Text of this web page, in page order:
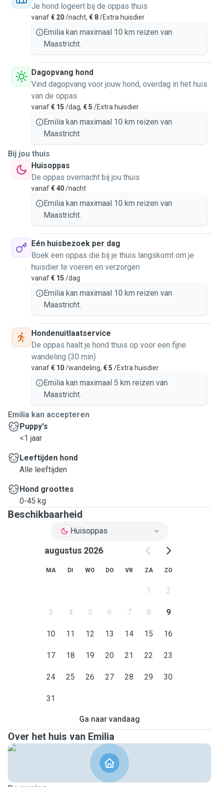
Je hond logeert bij de oppas thuis
vanaf€ 20/nacht, € 8/Extra huisdier
Emilia kan maximaal 10 km reizen van
Maastricht.
Dagopvang hond
Vind dagopvang voor jouw hond, overdag in het huis
van de oppas
vanaf€ 15 /dag, € 5 /Extra huisdier
Emilia kan maximaal 10 km reizen van
Maastricht.
Bij jou thuis
Huisoppas
De oppas overnacht bij jou thuis
vanaf€ 40/nacht
Emilia kan maximaal 10 km reizen van
Maastricht.
Eén huisbezoek per dag
Boek een oppas die bij je thuis langskomt om je
huisdier te voeren en verzorgen
vanaf€ 15 /dag
Emilia kan maximaal 10 km reizen van
Maastricht.
Hondenuitlaatservice
De oppas haalt je hond thuis op voor een fijne
wandeling (30 min)
vanaf€ 10/wandeling, € 5 /Extra huisdier
Emilia kan maximaal 5 km reizen van
Maastricht.
Emilia kan accepteren
Puppy's
<1 jaar
Leeftijden hond
Alle leeftijden
Hond groottes
0-45 kg
Beschikbaarheid
Huisoppas
augustus 2026
MA DI WO DO VR ZA ZO
1 2
3 4 5 6 7 8 9
10 11 12 13 14 15 16
17 18 19 20 21 22 23
24 25 26 27 28 29 30
31
Ga naar vandaag
Over het huis van Emilia